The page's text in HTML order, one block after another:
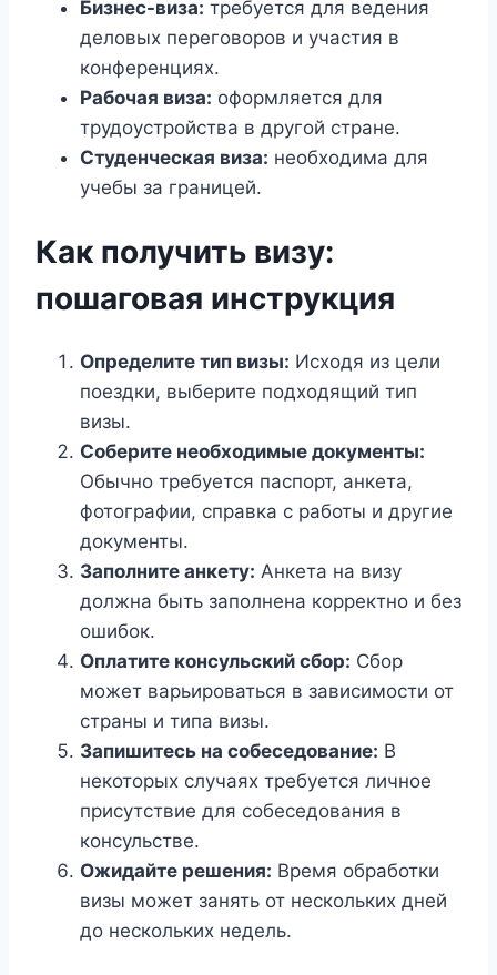
Бизнес-виза: требуется для ведения
деловых переговоров и участия в
конференциях.
Рабочая виза: оформляется для
трудоустройства в другой стране.
Студенческая виза: необходима для
учебы за границей.
Как получить визу:
пошаговая инструкция
Определите тип визы: Исходя из цели
поездки, выберите подходящий тип
визы.
Соберите необходимые документы:
Обычно требуется паспорт, анкета,
фотографии, справка с работы и другие
документы.
Заполните анкету: Анкета на визу
должна быть заполнена корректно и без
ошибок.
Оплатите консульский сбор: Сбор
может варьироваться в зависимости от
страны и типа визы.
Запишитесь на собеседование: В
некоторых случаях требуется личное
присутствие для собеседования в
консульстве.
Ожидайте решения: Время обработки
визы может занять от нескольких дней
до нескольких недель.